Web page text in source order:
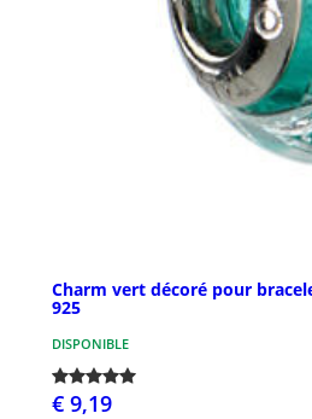
Charm vert décoré pour
925
DISPONIBLE
€ 9,19